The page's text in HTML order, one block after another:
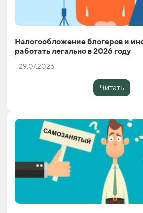
Налогообложение блогеров и
работать легально в 2026 году
29.07.2026
Читать